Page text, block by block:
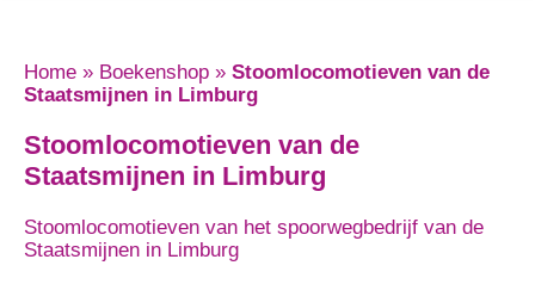
Home » Boekenshop » Stoomlocomotieven van de
Staatsmijnen in Limburg
Stoomlocomotieven van de
Staatsmijnen in Limburg
Stoomlocomotieven van het spoorwegbedrijf van de
Staatsmijnen in Limburg